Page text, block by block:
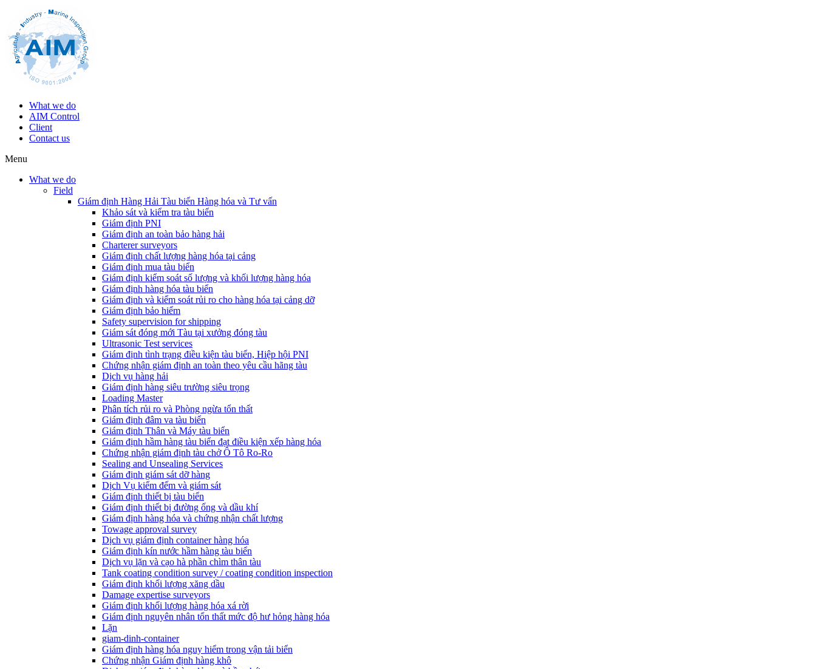
What we do
AIM Control
Client
Contact us
Menu
What we do
Field
Giám định Hàng Hải Tàu biển Hàng hóa và Tư vấn
Khảo sát và kiểm tra tàu biển
Giám định PNI
Giám định an toàn bảo hàng hải
Charterer surveyors
Giám định chất lượng hàng hóa tại cảng
​Giám định mua tàu biển
Giám định kiểm soát số lượng và khối lượng hàng hóa
Giám định hàng hóa tàu biển
Giám định và kiểm soát rủi ro cho hàng hóa tại cảng dỡ
Giám định bảo hiểm
Safety supervision for shipping
Giám sát đóng mới Tàu tại xưởng đóng tàu
Ultrasonic Test services
Giám định tình trạng điều kiện tàu biển, Hiệp hội PNI
Chứng nhận giám định an toàn theo yêu cầu hãng tàu
Dịch vụ hàng hải
Giám định hàng siêu trường siêu trọng
Loading Master
Phân tích rủi ro và Phòng ngừa tổn thất
​Giám định đâm va tàu biển
Giám định Thân và Máy tàu biển
​Giám định hầm hàng tàu biển đạt điều kiện xếp hàng hóa
Chứng nhận giám định tàu chở Ô Tô Ro-Ro
Sealing and Unsealing Services
Giám định giám sát dỡ hàng
Dịch Vụ kiểm đếm và giám sát
Giám định thiết bị tàu biển
Giám định thiết bị đường ống và dầu khí
Giám định hàng hóa và chứng nhận chất lượng
Towage approval survey
Dịch vụ giám định container hàng hóa
Giám định kín nước hầm hàng tàu biển
Dịch vụ lặn và cạo hà phần chìm thân tàu
Tank coating condition survey / coating condition inspection
Giám định khối lượng xăng dầu
Damage expertise surveyors
Giám định khối lượng hàng hóa xá rời
Giám định nguyên nhân tổn thất mức độ hư hỏng hàng hóa
Lặn
giam-dinh-container
Giám định hàng hóa nguy hiểm trong vận tải biển
Chứng nhận Giám định hàng khô